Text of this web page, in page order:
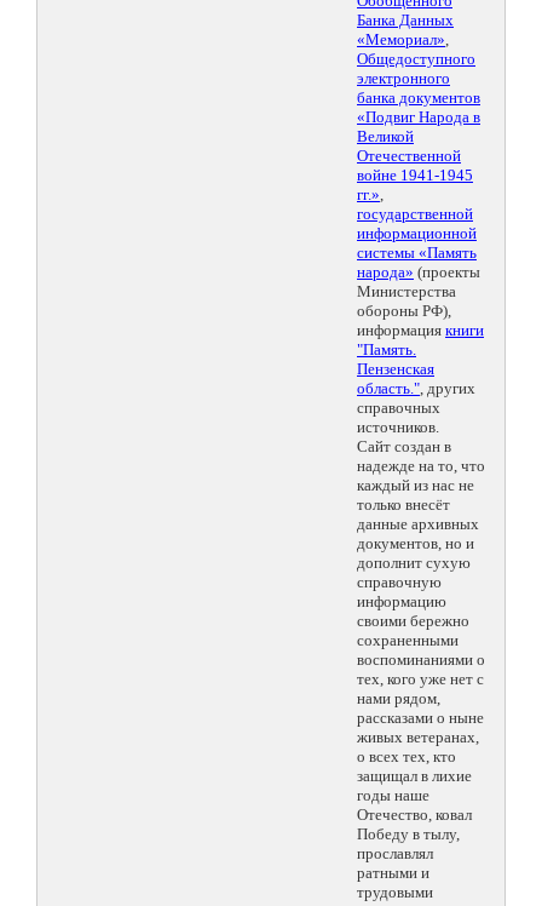
Банка Данных
«Мемориал»,
Общедоступного
электронного
банка документов
«Подвиг Народа в
Великой
Отечественной
войне 1941-1945
гг.»,
государственной
информационной
системы «Память
народа» (проекты
Министерства
обороны РФ),
информация книги
"Память.
Пензенская
область.", других
справочных
источников.
Сайт создан в
надежде на то, что
каждый из нас не
только внесёт
данные архивных
документов, но и
дополнит сухую
справочную
информацию
своими бережно
сохраненными
воспоминаниями о
тех, кого уже нет с
нами рядом,
рассказами о ныне
живых ветеранах,
о всех тех, кто
защищал в лихие
годы наше
Отечество, ковал
Победу в тылу,
прославлял
ратными и
трудовыми